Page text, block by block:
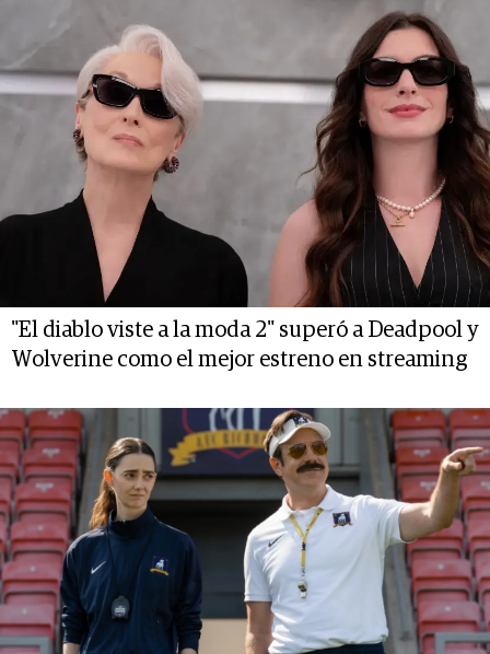
"El diablo viste a la moda 2" superó a Deadpool y
Wolverine como el mejor estreno en streaming